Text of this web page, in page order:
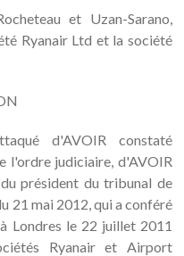
et Uzan-Sarano,
Ryanair Ltd et la société
d'AVOIR constaté
l'ordre judiciaire, d'AVOIR
président du tribunal de
21 mai 2012, qui a conféré
Londres le 22 juillet 2011
Ryanair et Airport